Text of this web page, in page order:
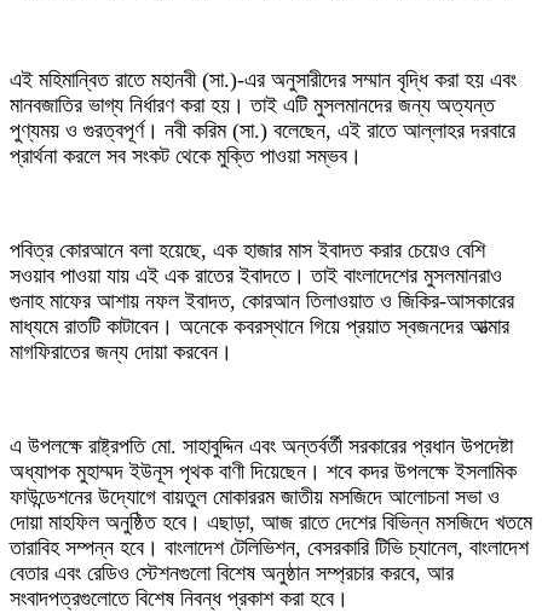
এই মহিমান্বিত রাতে মহানবী (সা.)-এর অনুসারীদের সম্মান বৃদ্ধি করা হয় এবং
মানবজাতির ভাগ্য নির্ধারণ করা হয়। তাই এটি মুসলমানদের জন্য অত্যন্ত
পুণ্যময় ও গুরত্বপূর্ণ। নবী করিম (সা.) বলেছেন, এই রাতে আল্লাহর দরবারে
প্রার্থনা করলে সব সংকট থেকে মুক্তি পাওয়া সম্ভব।
পবিত্র কোরআনে বলা হয়েছে, এক হাজার মাস ইবাদত করার চেয়েও বেশি
সওয়াব পাওয়া যায় এই এক রাতের ইবাদতে। তাই বাংলাদেশের মুসলমানরাও
গুনাহ মাফের আশায় নফল ইবাদত, কোরআন তিলাওয়াত ও জিকির-আসকারের
মাধ্যমে রাতটি কাটাবেন। অনেকে কবরস্থানে গিয়ে প্রয়াত স্বজনদের আত্মার
মাগফিরাতের জন্য দোয়া করবেন।
এ উপলক্ষে রাষ্ট্রপতি মো. সাহাবুদ্দিন এবং অন্তর্বর্তী সরকারের প্রধান উপদেষ্টা
অধ্যাপক মুহাম্মদ ইউনূস পৃথক বাণী দিয়েছেন। শবে কদর উপলক্ষে ইসলামিক
ফাউন্ডেশনের উদ্যোগে বায়তুল মোকাররম জাতীয় মসজিদে আলোচনা সভা ও
দোয়া মাহফিল অনুষ্ঠিত হবে। এছাড়া, আজ রাতে দেশের বিভিন্ন মসজিদে খতমে
তারাবিহ সম্পন্ন হবে। বাংলাদেশ টেলিভিশন, বেসরকারি টিভি চ্যানেল, বাংলাদেশ
বেতার এবং রেডিও স্টেশনগুলো বিশেষ অনুষ্ঠান সম্প্রচার করবে, আর
সংবাদপত্রগুলোতে বিশেষ নিবন্ধ প্রকাশ করা হবে।